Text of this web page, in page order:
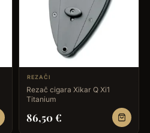
REZAČI
Rezač cigara Xikar Q Xi1
Titanium
86,50€